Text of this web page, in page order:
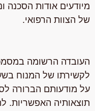
מיודעים אודות הסכנה
של הצוות הרפואי.
העובדה הרשומה
לקשירתו של המנוח
על מודעותם הברורה
תוצאותיה האפשריות.